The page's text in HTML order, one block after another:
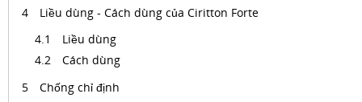
Liều dùng - Cách dùng của Ciritton Forte
Liều dùng
Cách dùng
Chống chỉ định